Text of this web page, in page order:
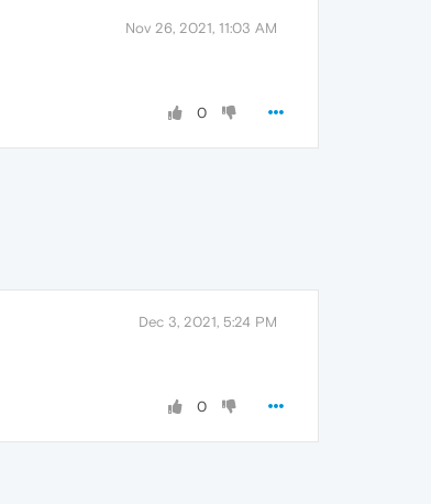
Nov 26, 2021, 11:03 AM
0
Dec 3, 2021, 5:24 PM
0